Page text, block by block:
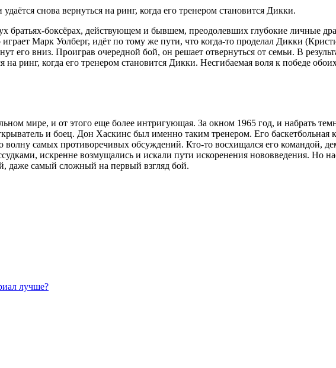
снова вернуться на ринг, когда его тренером становится Дикки.
братьях-боксёрах, действующем и бывшем, преодолевших глубокие личные
Марк Уолберг, идёт по тому же пути, что когда-то проделал Дикки
его вниз. Проиграв очередной бой, он решает отвернуться от семьи. В
ринг, когда его тренером становится Дикки. Несгибаемая воля к победе
мире, и от этого еще более интригующая. За окном 1965 год, и набрать
и боец. Дон Хаскинс был именно таким тренером. Его баскетбольная
волну самых противоречивых обсуждений. Кто-то восхищался его командой,
искренне возмущались и искали пути искоренения нововведения. Но
даже самый сложный на первый взгляд бой.
лучше?